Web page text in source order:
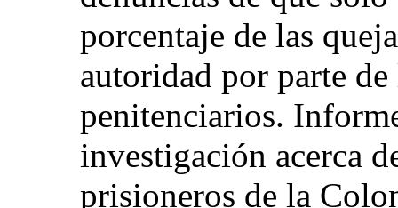
porcentaje de las
autoridad por parte
penitenciarios.
investigación acerca
prisioneros de la